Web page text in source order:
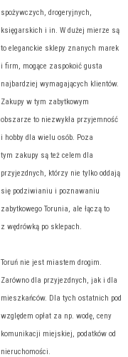
spożywczych, drogeryjnych,
księgarskich i in. W dużej mierze są
to eleganckie sklepy znanych marek
i firm, mogące zaspokoić gusta
najbardziej wymagających klientów.
Zakupy w tym zabytkowym
obszarze to niezwykła przyjemność
i hobby dla wielu osób. Poza
tym zakupy są też celem dla
przyjezdnych, którzy nie tylko oddają
się podziwianiu i poznawaniu
zabytkowego Torunia, ale łączą to
z wędrówką po sklepach.
Toruń nie jest miastem drogim.
Zarówno dla przyjezdnych, jak i dla
mieszkańców. Dla tych ostatnich pod
względem opłat za np. wodę, ceny
komunikacji miejskiej, podatków od
nieruchomości.